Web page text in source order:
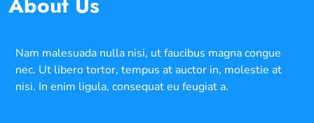
Nam malesuada nulla nisi, ut faucibus magna congue
nec. Ut libero tortor, tempus at auctor in, molestie at
nisi. In enim ligula, consequat eu feugiat a.